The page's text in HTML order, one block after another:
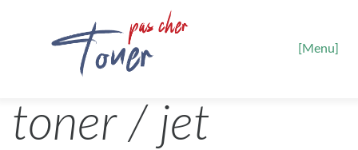
[Menu]
toner / jet